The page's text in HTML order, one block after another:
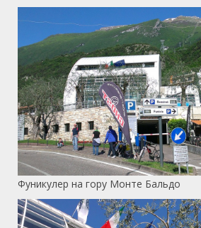
Фуникулер на гору Монте Бальдо